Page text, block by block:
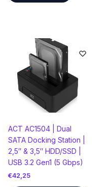
ACT AC1504 | Dual
SATA Docking Station |
2,5″ & 3,5″ HDD/SSD |
USB 3.2 Gen1 (5 Gbps)
€42,25